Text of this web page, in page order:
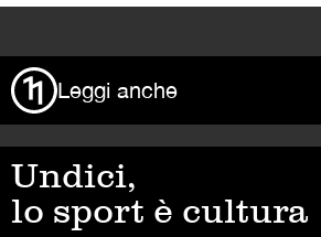
Leggi anche
Undici,
lo sport è cultura